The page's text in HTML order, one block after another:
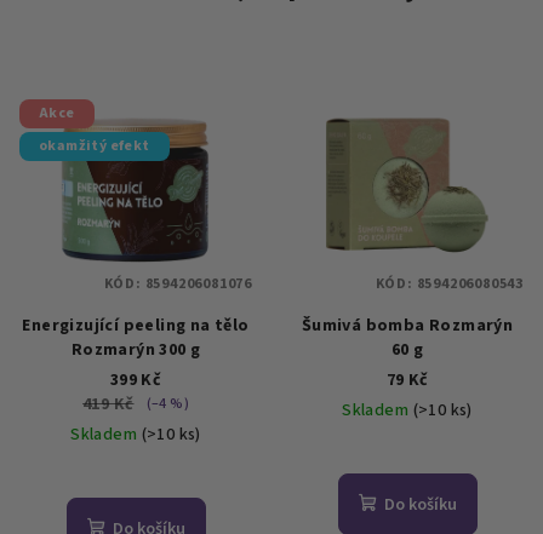
Akce
okamžitý efekt
Energizující peeling na tělo
Rozmarýn 300 g
399 Kč
419 Kč
(–4 %)
Skladem (>10 ks)
hodnocení
produktu
Do košíku
KÓD: 8594206081076
Šumivá bomba Rozmarýn
60 g
79 Kč
Skladem (>10 ks)
Do košíku
KÓD: 8594206080543